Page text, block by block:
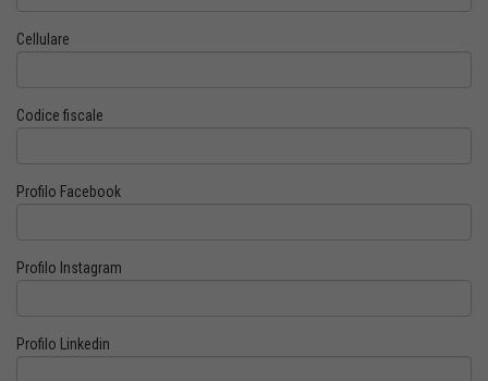
Cellulare
Codice fiscale
Profilo Facebook
Profilo Instagram
Profilo Linkedin